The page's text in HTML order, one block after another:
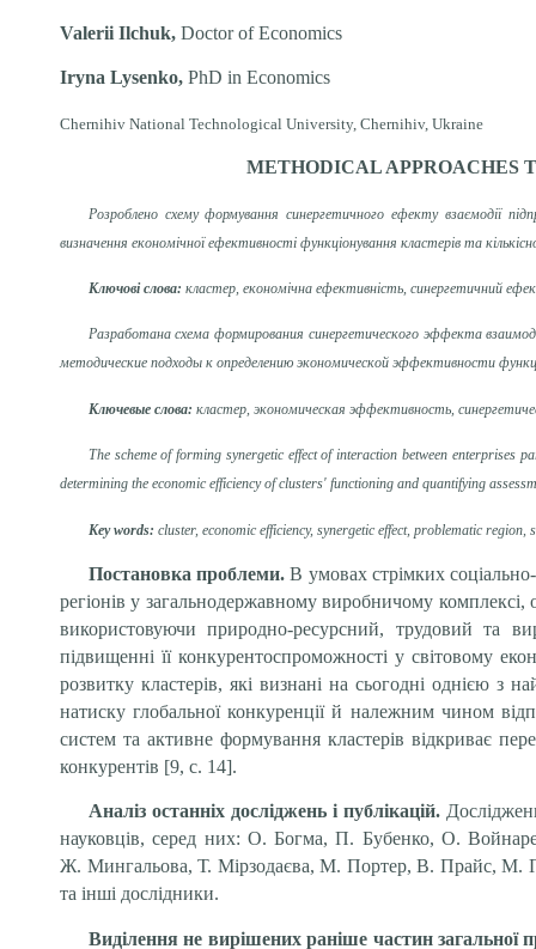
Valerii Ilchuk, Doctor ofEconomics
Iryna Lysenko, PhD in Economics
Chernihiv National Technological University, Chernihiv, Ukraine
METHODICAL APPROACHES
Розроблено схему формування синергетичного ефекту взаємодії
визначення економічної ефективності функціонування кластерів та
Ключові слова: кластер, економічна ефективність, синергетичний
Разработана схема формирования синергетического эффекта
методические подходы к определению экономической эффективности
Ключевые слова: кластер, экономическая эффективность,
The scheme of forming synergetic effect of interaction between enterprises
determining the economic efficiency of clusters' functioning and quantifying
Key words: cluster, economic efficiency, synergetic effect, problematic region,
Постановка проблеми.В умовах стрімких
регіонів у загальнодержавному виробничому комплексі,
використовуючи природно-ресурсний, трудовий та
підвищенні її конкурентоспроможності у світовому
розвитку кластерів, які визнані на сьогодні однією
натиску глобальної конкуренції й належним чином
систем та активне формування кластерів відкриває
конкурентів [9, с. 14].
Аналіз останніх досліджень і публікацій.
науковців, серед них: О. Богма, П. Бубенко, О.
Ж. Мингальова, Т. Мірзодаєва, М. Портер, В. Прайс, М.
та інші дослідники.
Виділення не вирішених раніше частин загальної